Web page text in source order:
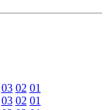
03 02 01
03 02 01